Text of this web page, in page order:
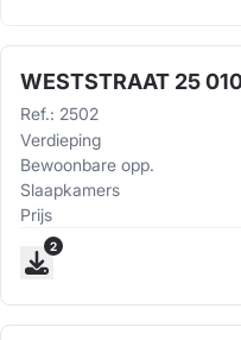
WESTSTRAAT 25
Ref.: 2502
Verdieping
Bewoonbare opp.
Slaapkamers
Prijs
2